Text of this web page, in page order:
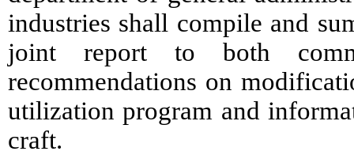
industries shall compile and
joint report to both
recommendations on
utilization program and
craft.